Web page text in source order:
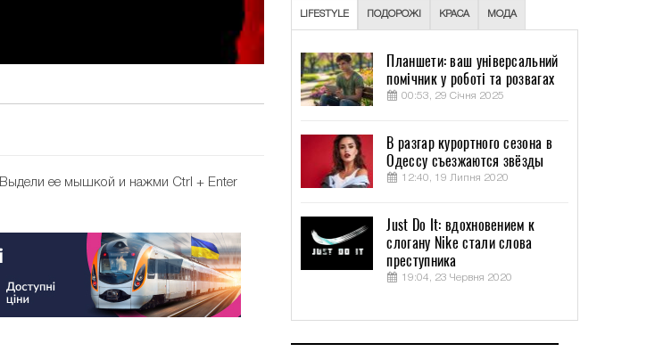
Выдели ее мышкой и нажми Ctrl + Enter
LIFESTYLE ПОДОРОЖІ КРАСА МОДА
Планшети: ваш універсальний
помічник у роботі та розвагах
00:53, 29 Січня 2025
В разгар курортного сезона в
Одессу съезжаются звёзды
12:40, 19 Липня 2020
Just Do It: вдохновением к
слогану Nike стали слова
преступника
19:04, 23 Червня 2020